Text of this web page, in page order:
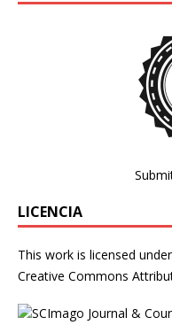
LICENCIA
This work is licensed under
Creative Commons